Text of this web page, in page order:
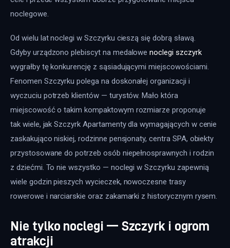
noclegowe.
Od wielu lat noclegi w Szczyrku cieszą się dobrą sławą.
Gdyby urządzono plebiscyt na medalowe noclegi szczyrk
wygrałby tę konkurencję z sąsiadującymi miejscowościami.
Fenomen Szczyrku polega na doskonałej organizacji i
wyczuciu potrzeb klientów — turystów. Mało która
miejscowość o takim kompaktowym rozmiarze proponuje
tak wiele, jak Szczyrk Apartamenty dla wymagających w cenie
zaskakująco niskiej, rodzinne pensjonaty, centra SPA, obiekty
przystosowane do potrzeb osób niepełnosprawnych i rodzin
z dziećmi. To nie wszystko — noclegi w Szczyrku zapewnią
wiele godzin pieszych wycieczek, nowoczesne trasy
rowerowe i narciarskie oraz zakamarki z historycznym rysem.
Nie tylko noclegi — Szczyrk i ogrom
atrakcji